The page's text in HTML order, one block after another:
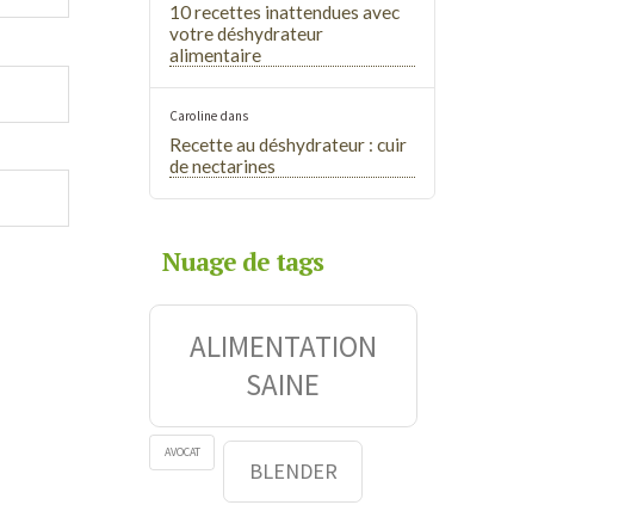
10 recettes inattendues avec
votre déshydrateur
alimentaire
Caroline dans
Recette au déshydrateur : cuir
de nectarines
Nuage de tags
ALIMENTATION
SAINE
AVOCAT
BLENDER